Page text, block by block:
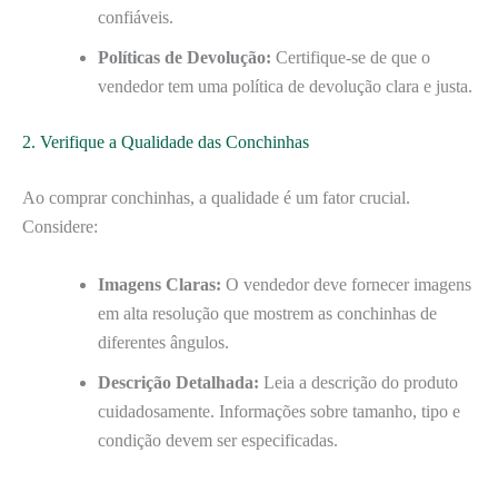
confiáveis.
Políticas de Devolução: Certifique-se de que o
vendedor tem uma política de devolução clara e justa.
2. Verifique a Qualidade das Conchinhas
Ao comprar conchinhas, a qualidade é um fator crucial.
Considere:
Imagens Claras: O vendedor deve fornecer imagens
em alta resolução que mostrem as conchinhas de
diferentes ângulos.
Descrição Detalhada: Leia a descrição do produto
cuidadosamente. Informações sobre tamanho, tipo e
condição devem ser especificadas.